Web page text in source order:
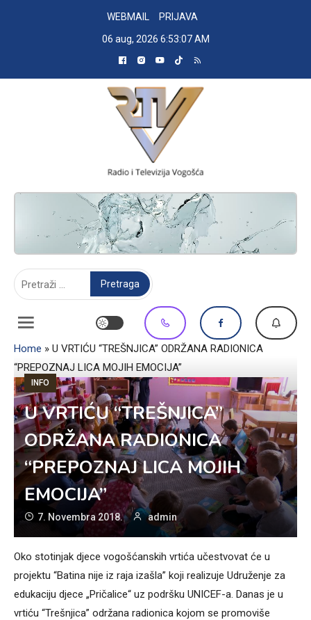
WEBMAIL
PRIJAVA
06 aug, 2026 6:53:08 AM
RADIO TELEVIZIJA VOGOŠĆA
Home » U VRTIĆU “TREŠNJICA” ODRŽANA RADIONICA
“PREPOZNAJ LICA MOJIH EMOCIJA”
INFO
U VRTIĆU “TREŠNJICA”
ODRŽANA RADIONICA
“PREPOZNAJ LICA MOJIH
EMOCIJA”
7. Novembra 2018. admin
Oko stotinjak djece vogošćanskih vrtića učestvovat će u
projektu “Batina nije iz raja izašla” koji realizuje Udruženje za
edukaciju djece „Pričalice“ uz podršku UNICEF-a. Danas je u
vrtiću “Trešnjica” održana radionica kojom se promoviše